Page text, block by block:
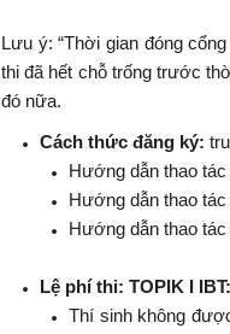
Lưu ý: “Thời gian đóng
thi đã hết chỗ trống trước
đó nữa.
Cách thức đăng ký:
Hướng dẫn thao
Hướng dẫn thao
Hướng dẫn thao
Lệ phí thi: TOPIK I
Thí sinh không